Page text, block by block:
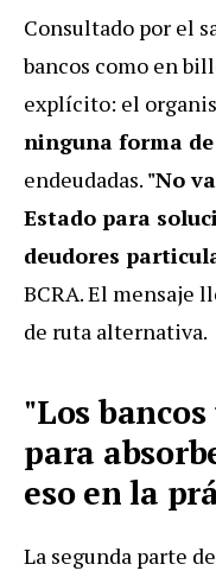
Consultado por el
bancos como en
explícito: el
ninguna forma
endeudadas. "No
Estado para
deudores
BCRA. El mensaje
de ruta alternativa.
"Los
para
eso en la
La segunda parte